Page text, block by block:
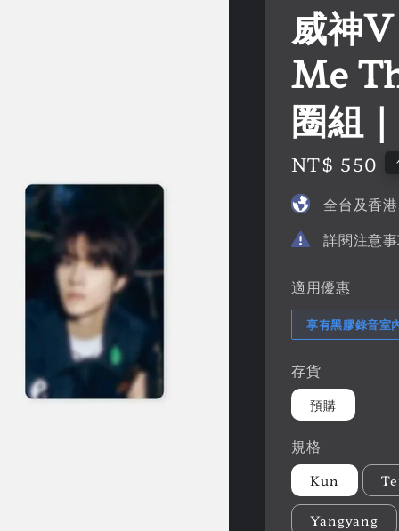
威神
Me
圈組
Regular
price
NT$ 550
全台及香
詳閱注意
適用優惠
享有黑膠錄音室
存貨
預購
規格
Kun
Yangyang